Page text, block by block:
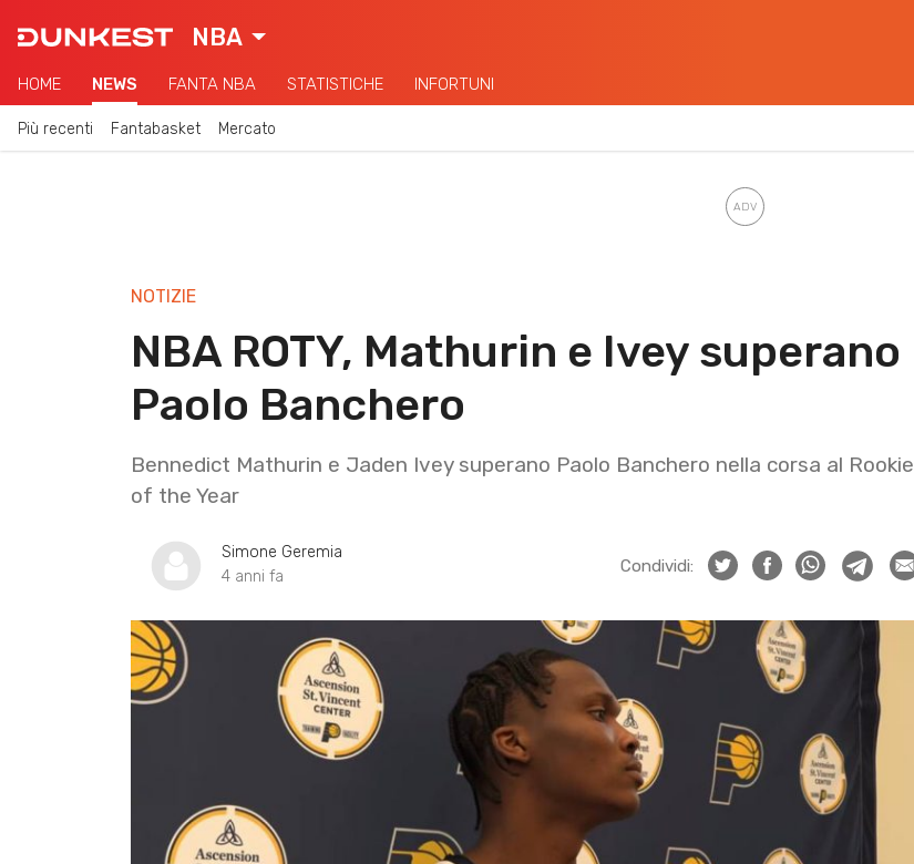
NBA
HOME NEWS FANTA NBA STATISTICHE INFORTUNI
Più recenti Fantabasket Mercato
NOTIZIE
NBA ROTY, Mathurin e Ivey superano
Paolo Banchero
Bennedict Mathurin e Jaden Ivey superano Paolo Banchero nella corsa al Rookie
of the Year
Simone Geremia
4 anni fa
Condividi: